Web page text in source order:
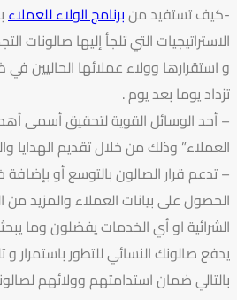
-كيف تستفيد منبرنامج الولاء للعملاء
الاستراتيجيات التي تلجأ إليها صالونات
و استقرارها وولاء عملائها الحاليين
تزداد يوما بعد يوم .
– أحد الوسائل القوية لتحقيق أسمى
العملاء” وذلك من خلال تقديم الهدايا
– تدعم قرار الصالون بالتوسع أو
الحصول على بيانات العملاء والمزيد
الشرائية او أي الخدمات يفضلون وما
يدفع صالونك النسائي للتطور باستمرار و
بالتالي ضمان استدامتهم وولائهم